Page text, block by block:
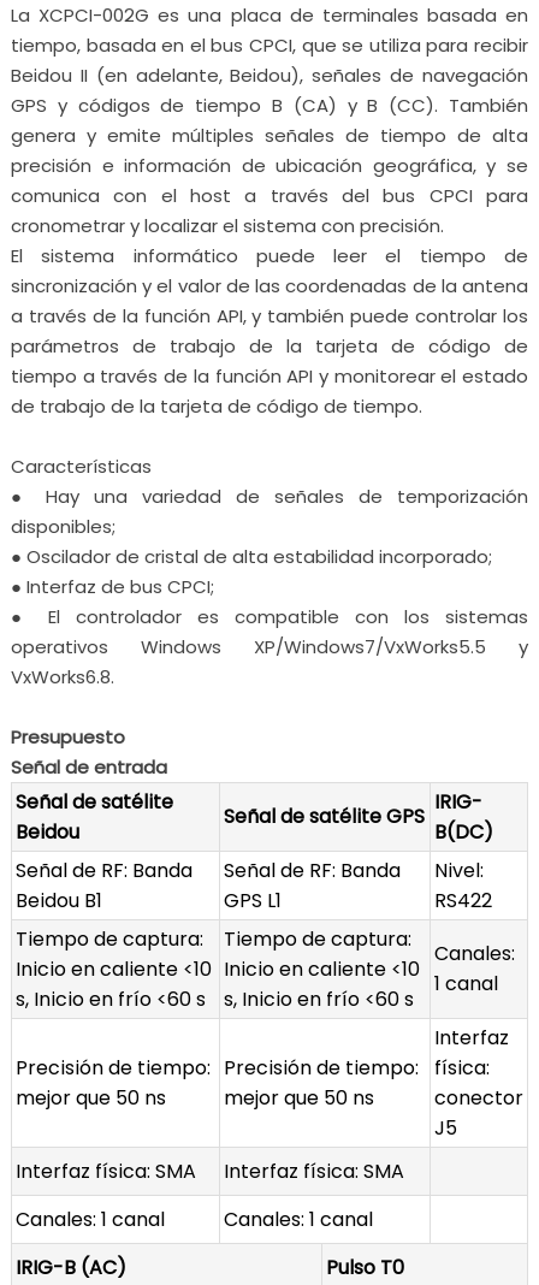
La XCPCI-002G es una placa de terminales basada en
tiempo, basada en el bus CPCI, que se utiliza para recibir
Beidou II (en adelante, Beidou), señales de navegación
GPS y códigos de tiempo B (CA) y B (CC). También
genera y emite múltiples señales de tiempo de alta
precisión e información de ubicación geográfica, y se
comunica con el host a través del bus CPCI para
cronometrar y localizar el sistema con precisión.
El sistema informático puede leer el tiempo de
sincronización y el valor de las coordenadas de la antena
a través de la función API, y también puede controlar los
parámetros de trabajo de la tarjeta de código de
tiempo a través de la función API y monitorear el estado
de trabajo de la tarjeta de código de tiempo.
Características
● Hay una variedad de señales de temporización
disponibles;
● Oscilador de cristal de alta estabilidad incorporado;
● Interfaz de bus CPCI;
● El controlador es compatible con los sistemas
operativos Windows XP/Windows7/VxWorks5.5 y
VxWorks6.8.
Presupuesto
Señal de entrada
Señal de satélite
Beidou
Señal de satélite GPS
IRIG-
B(DC)
Señal de RF: Banda
Beidou B1
Señal de RF: Banda
GPS L1
Nivel:
RS422
Tiempo de captura:
Inicio en caliente <10
s, Inicio en frío <60 s
Tiempo de captura:
Inicio en caliente <10
s, Inicio en frío <60 s
Canales:
1 canal
Precisión de tiempo:
mejor que 50 ns
Precisión de tiempo:
mejor que 50 ns
Interfaz
física:
conector
J5
Interfaz física: SMA
Interfaz física: SMA
Canales: 1 canal
Canales: 1 canal
IRIG-B (AC)
Pulso T0